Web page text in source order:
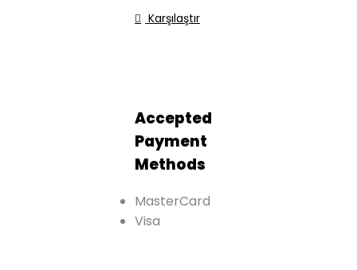
Karşılaştır
Accepted
Payment
Methods
MasterCard
Visa